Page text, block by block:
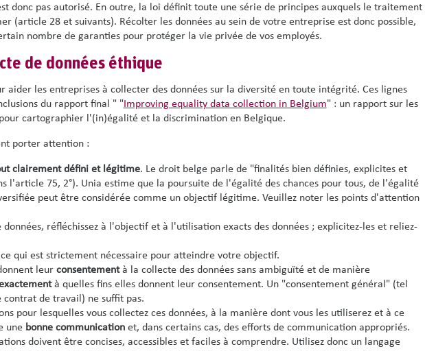
donc pas autorisé. En outre, la loi définit toute une série de principes auxquels le traitement
(article 28 et suivants). Récolter les données au sein de votre entreprise est donc possible,
nombre de garanties pour protéger la vie privée de vos employés.
de données éthique
aider les entreprises à collecter des données sur la diversité en toute intégrité. Ces lignes
du rapport final " "Improving equality data collection in Belgium" : un rapport sur les
cartographier l'(in)égalité et la discrimination en Belgique.
porter attention :
clairement défini et légitime. Le droit belge parle de "finalités bien définies, explicites et
l'article 75, 2°). Unia estime que la poursuite de l'égalité des chances pour tous, de l'égalité
peut être considérée comme un objectif légitime. Veuillez noter les points d'attention
réfléchissez à l'objectif et à l'utilisation exacts des données ; explicitez-les et reliez-
qui est strictement nécessaire pour atteindre votre objectif.
leur consentementà la collecte des données sans ambiguïté et de manière
à quelles fins elles donnent leur consentement. Un "consentement général" (tel
contrat de travail) ne suffit pas.
pour lesquelles vous collectez ces données, à la manière dont vous les utiliserez et à ce
une bonne communicationet, dans certains cas, des efforts de communication appropriés.
doivent être concises, accessibles et faciles à comprendre. Utilisez donc un langage